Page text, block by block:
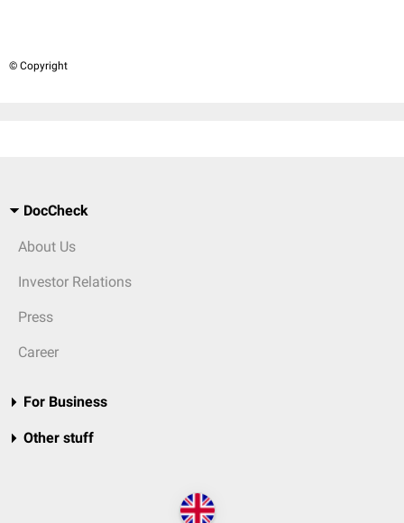
© Copyright
DocCheck
About Us
Investor Relations
Press
Career
For Business
Other stuff